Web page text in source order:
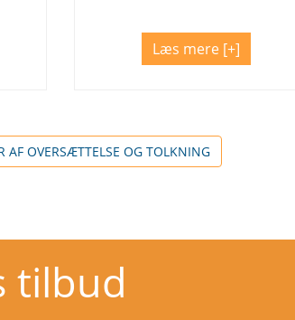
Læs mere
AF OVERSÆTTELSE OG TOLKNING
tilbud